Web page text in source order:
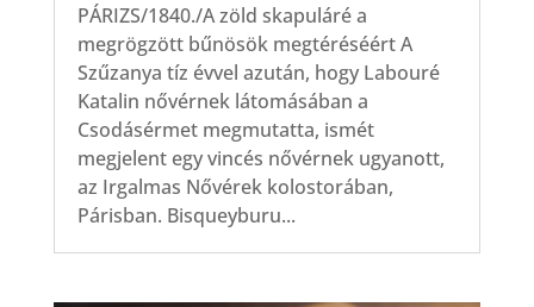
PÁRIZS/1840./A zöld skapuláré a
megrögzött bűnösök megtéréséért A
Szűzanya tíz évvel azután, hogy Labouré
Katalin nővérnek látomásában a
Csodásérmet megmutatta, ismét
megjelent egy vincés nővérnek ugyanott,
az Irgalmas Nővérek kolostorában,
Párisban. Bisqueyburu...